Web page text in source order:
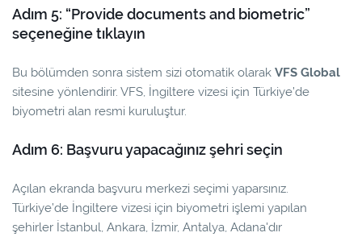
Adım 5: “Provide documents and biometric”
seçeneğine tıklayın
Bu bölümden sonra sistem sizi otomatik olarak VFS Global
sitesine yönlendirir. VFS, İngiltere vizesi için Türkiye’de
biyometri alan resmi kuruluştur.
Adım 6: Başvuru yapacağınız şehri seçin
Açılan ekranda başvuru merkezi seçimi yaparsınız.
Türkiye’de İngiltere vizesi için biyometri işlemi yapılan
şehirler İstanbul, Ankara, İzmir, Antalya, Adana'dır